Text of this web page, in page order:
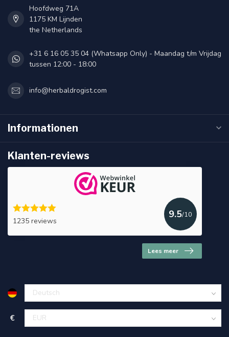
Hoofdweg 71A
1175 KM Lijnden
the Netherlands
+31 6 16 05 35 04 (Whatsapp Only) - Maandag t/m Vrijdag
tussen 12:00 - 18:00
info@herbaldrogist.com
Informationen
Klanten-reviews
1235 reviews
9.5/10
Lees meer
€